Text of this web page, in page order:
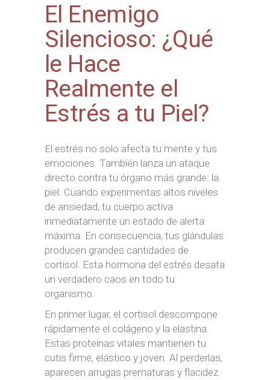
El Enemigo
Silencioso: ¿Qué
le Hace
Realmente el
Estrés a tu Piel?
El estrés no solo afecta tu mente y tus
emociones. También lanza un ataque
directo contra tu órgano más grande: la
piel. Cuando experimentas altos niveles
de ansiedad, tu cuerpo activa
inmediatamente un estado de alerta
máxima. En consecuencia, tus glándulas
producen grandes cantidades de
cortisol. Esta hormona del estrés desata
un verdadero caos en todo tu
organismo.
En primer lugar, el cortisol descompone
rápidamente el colágeno y la elastina.
Estas proteínas vitales mantienen tu
cutis firme, elástico y joven. Al perderlas,
aparecen arrugas prematuras y flacidez